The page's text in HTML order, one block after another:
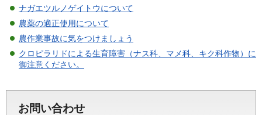
ナガエツルノゲイトウについて
農薬の適正使用について
農作業事故に気をつけましょう
クロピラリドによる生育障害（ナス科、マメ科、キク科作物）に
御注意ください。
お問い合わせ